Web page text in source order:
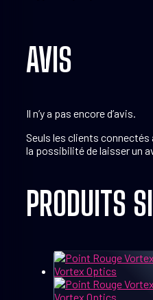
AVIS
Il n’y a pas encore d’avis.
Seuls les clients
la possibilité de laisser un
PRODUITS